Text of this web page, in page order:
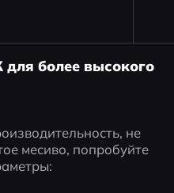
более высокого
не
месиво, попробуйте